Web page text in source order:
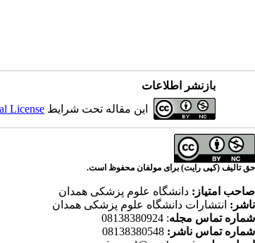
بازنشر اطلاعات
این مقاله تحت شرایط License
حق تالیف (کپی رایت) برای مولفان محفوظ است.
صاحب امتیاز: دانشگاه علوم پزشکی همدان
ناشر: انتشارات دانشگاه علوم پزشکی همدان
شماره تماس مجله: 08138380924
شماره تماس ناشر: